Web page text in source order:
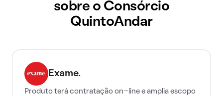
sobre o Consórcio
QuintoAndar
Exame.
Produto terá contratação on-line e amplia escopo